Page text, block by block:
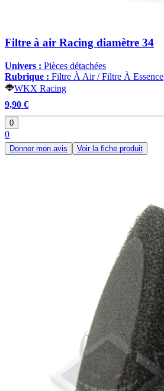
Filtre à air Racing diamètre 34
Univers : Pièces détachées
Rubrique : Filtre À Air / Filtre À Essence
WKX Racing
9,90 €
0
0
Donner mon avis Voir la fiche produit